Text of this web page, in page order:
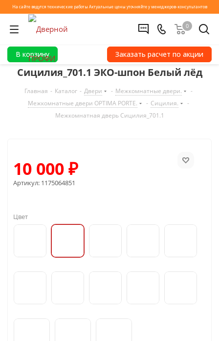
В корзину Заказать расчет по акции
На сайте ведутся технические работы Актуальные цены уточняйте у менеджеров-консультантов
0
Сицилия_701.1 ЭКО-шпон Белый лёд
Главная - Каталог - Двери - Межкомнатные двери.
-
Межкомнатные двери OPTIMA PORTE.
- Сицилия.
-
Межкомнатная дверь Сицилия_701.1
10 000₽
Артикул: 1175064851
Цвет